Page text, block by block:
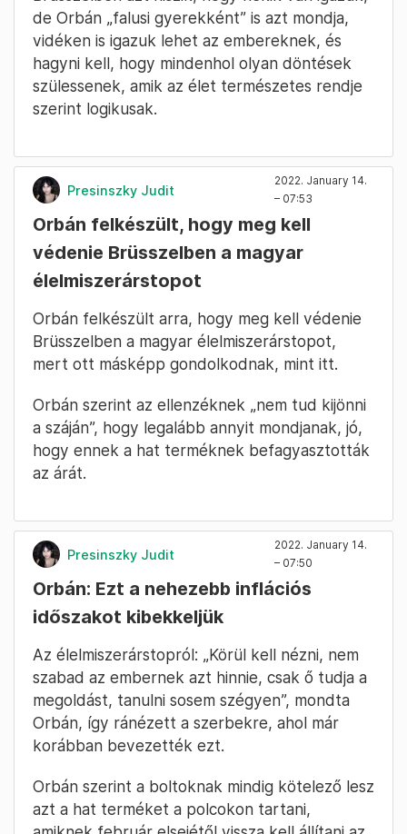
de Orbán „falusi gyerekként” is azt mondja,
vidéken is igazuk lehet az embereknek, és
hagyni kell, hogy mindenhol olyan döntések
szülessenek, amik az élet természetes rendje
szerint logikusak.
Presinszky Judit
2022. January 14.
– 07:53
Orbán felkészült, hogy meg kell
védenie Brüsszelben a magyar
élelmiszerárstopot
Orbán felkészült arra, hogy meg kell védenie
Brüsszelben a magyar élelmiszerárstopot,
mert ott másképp gondolkodnak, mint itt.
Orbán szerint az ellenzéknek „nem tud kijönni
a száján”, hogy legalább annyit mondjanak, jó,
hogy ennek a hat terméknek befagyasztották
az árát.
Presinszky Judit
2022. January 14.
– 07:50
Orbán: Ezt a nehezebb inflációs
időszakot kibekkeljük
Az élelmiszerárstopról: „Körül kell nézni, nem
szabad az embernek azt hinnie, csak ő tudja a
megoldást, tanulni sosem szégyen”, mondta
Orbán, így ránézett a szerbekre, ahol már
korábban bevezették ezt.
Orbán szerint a boltoknak mindig kötelező lesz
azt a hat terméket a polcokon tartani,